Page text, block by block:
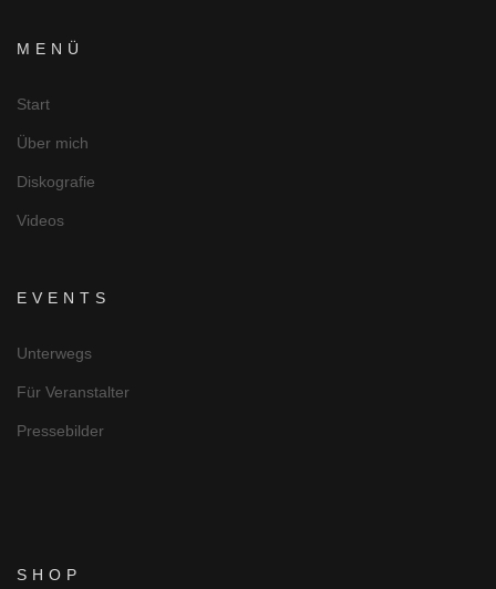
MENÜ
Start
Über mich
Diskografie
Videos
EVENTS
Unterwegs
Für Veranstalter
Pressebilder
SHOP